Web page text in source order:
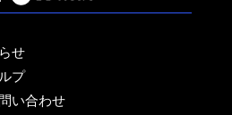
せ
プ
い合わせ